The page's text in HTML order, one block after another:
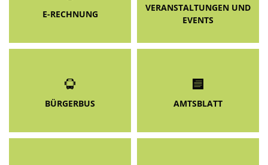
E-RECHNUNG
VERANSTALTUNGEN UND
EVENTS
BÜRGERBUS AMTSBLATT